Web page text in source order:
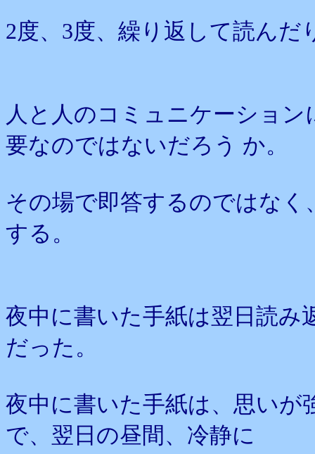
2度、3度、繰り返して読んだ
人と人のコミュニケーショ
要なのではないだろう か。
その場で即答するのではな
する。
夜中に書いた手紙は翌日読
だった。
夜中に書いた手紙は、思い
で、翌日の昼間、冷静に